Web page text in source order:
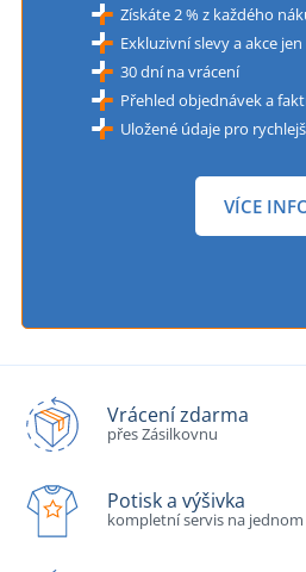
Získáte 2 % z každého
Exkluzivní slevy a akce
30 dní na vrácení
Přehled objednávek a
Uložené údaje pro
VÍCE
Vrácení zdarma
přes Zásilkovnu
Potisk a výšivka
kompletní servis na